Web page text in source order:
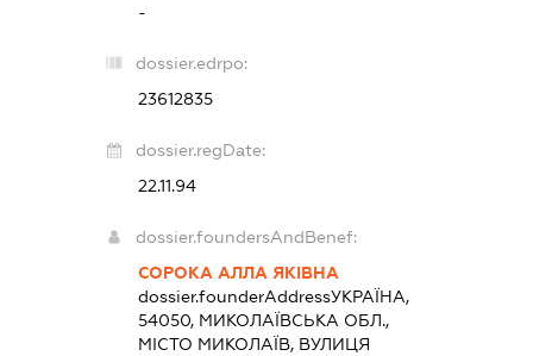
-
dossier.edrpo:
23612835
dossier.regDate:
22.11.94
dossier.foundersAndBenef:
СОРОКА АЛЛА ЯКІВНА
dossier.founderAddressУКРАЇНА,
54050, МИКОЛАЇВСЬКА ОБЛ.,
МІСТО МИКОЛАЇВ, ВУЛИЦЯ